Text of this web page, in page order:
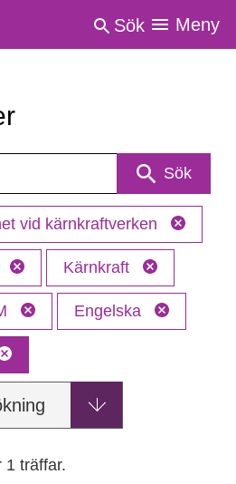
Sök Meny
Sök
vid kärnkraftverken
Kärnkraft
Engelska
1 träffar.